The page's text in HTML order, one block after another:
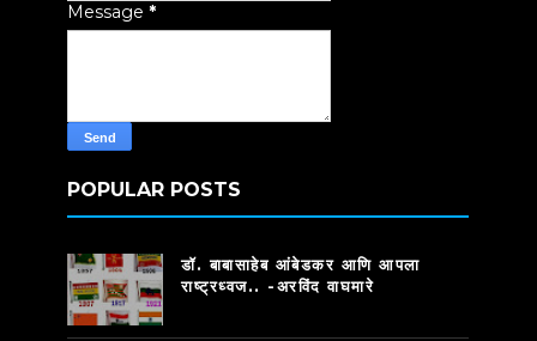
Message *
POPULAR POSTS
डॉ. बाबासाहेब आंबेडकर आणि आपला
राष्ट्रध्वज.. -अरविंद वाघमारे